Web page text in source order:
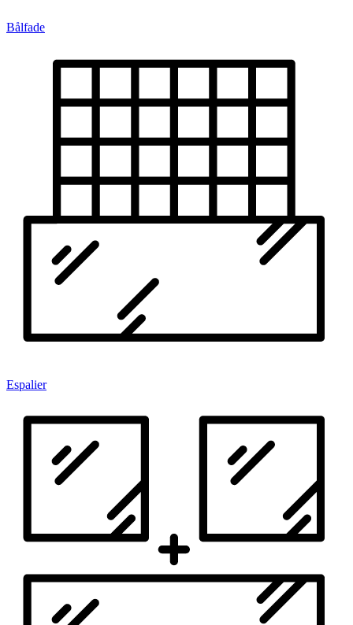
Bålfade
Espalier